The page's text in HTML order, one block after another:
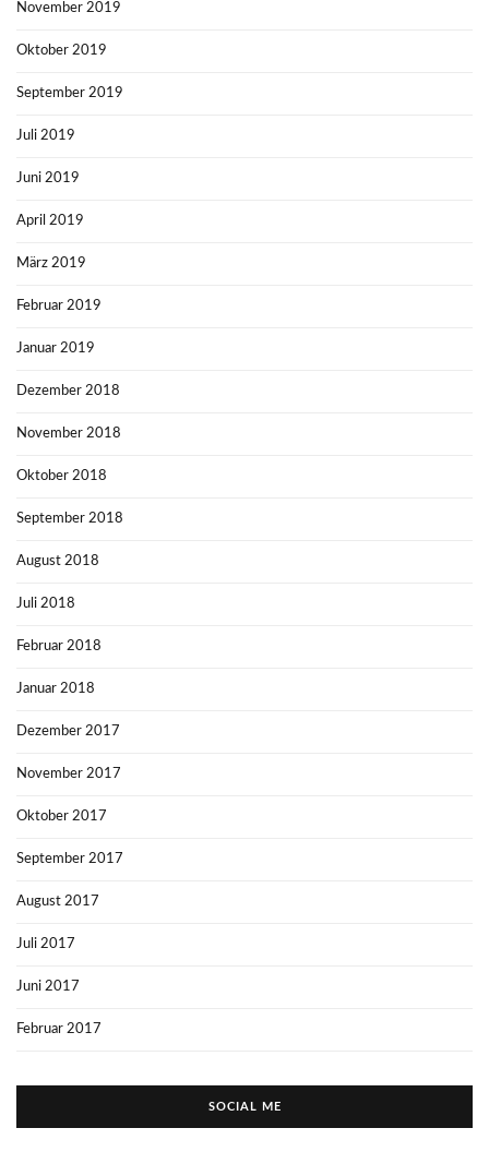
November 2019
Oktober 2019
September 2019
Juli 2019
Juni 2019
April 2019
März 2019
Februar 2019
Januar 2019
Dezember 2018
November 2018
Oktober 2018
September 2018
August 2018
Juli 2018
Februar 2018
Januar 2018
Dezember 2017
November 2017
Oktober 2017
September 2017
August 2017
Juli 2017
Juni 2017
Februar 2017
SOCIAL ME